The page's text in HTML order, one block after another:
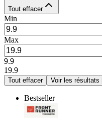
Tout effacer
Min
Max
9.9
19.9
Tout effacer Voir les résultats
Bestseller